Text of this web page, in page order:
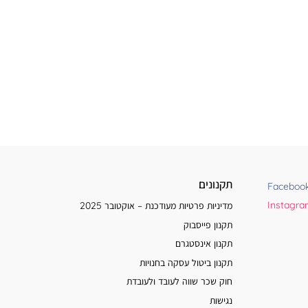
תקנונים
מדיניות פרטיות מעודכנת – אוקטובר 2025
תקנון פייסבוק
תקנון אינסטגרם
תקנון ביטול עסקה בחנויות
חוק שכר שווה לעובד ולעובדת
נגישות